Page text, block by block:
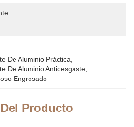
De Aluminio Práctica
De Aluminio Antidesgaste
Engrosado
Producto